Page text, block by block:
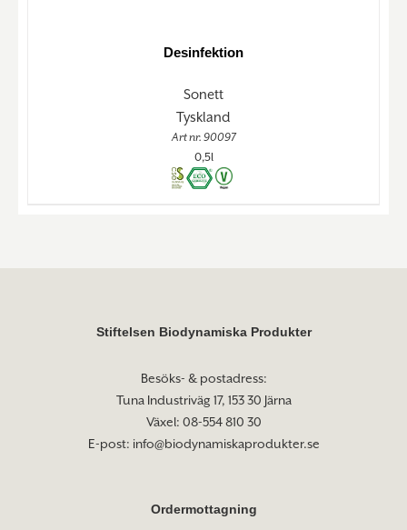
Desinfektion
Sonett
Tyskland
Art nr. 90097
0,5l
Stiftelsen Biodynamiska Produkter
Besöks- & postadress:
Tuna Industriväg 17, 153 30 Järna
Växel: 08-554 810 30
E-post: info@biodynamiskaprodukter.se
Ordermottagning